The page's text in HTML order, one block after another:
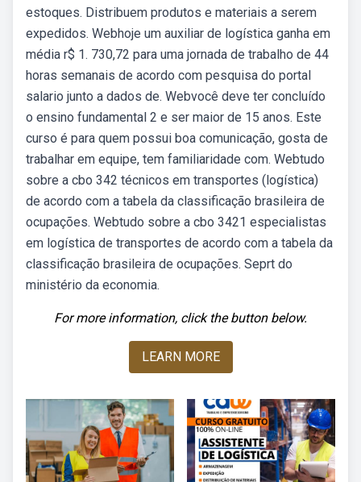
estoques. Distribuem produtos e materiais a serem
expedidos. Webhoje um auxiliar de logística ganha em
média r$ 1. 730,72 para uma jornada de trabalho de 44
horas semanais de acordo com pesquisa do portal
salario junto a dados de. Webvocê deve ter concluído
o ensino fundamental 2 e ser maior de 15 anos. Este
curso é para quem possui boa comunicação, gosta de
trabalhar em equipe, tem familiaridade com. Webtudo
sobre a cbo 342 técnicos em transportes (logística)
de acordo com a tabela da classificação brasileira de
ocupações. Webtudo sobre a cbo 3421 especialistas
em logística de transportes de acordo com a tabela da
classificação brasileira de ocupações. Seprt do
ministério da economia.
For more information, click the button below.
LEARN MORE